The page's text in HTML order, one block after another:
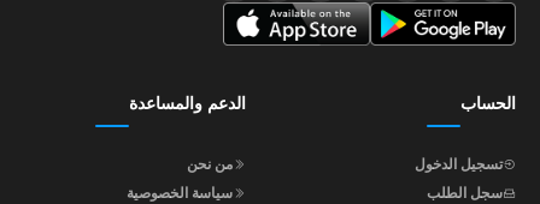
الحساب
تسجيل الدخول
سجل الطلب
الدعم والمساعدة
من نحن
سياسة الخصوصية